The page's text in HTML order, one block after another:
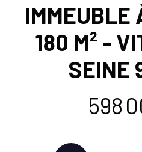
IMMEUBLE
180 M² -
SEINE
598